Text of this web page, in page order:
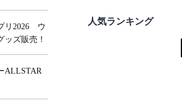
人気ランキング
リ2026 ウ
ッズ販売！
ALLSTAR